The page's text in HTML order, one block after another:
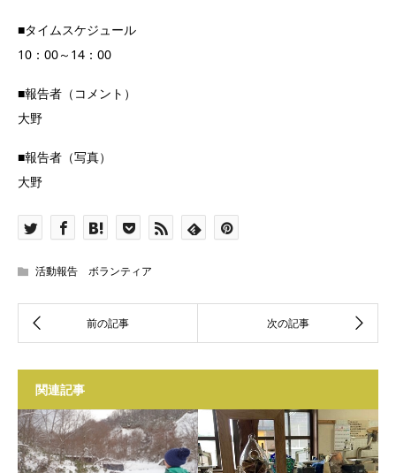
■タイムスケジュール
10：00～14：00
■報告者（コメント）
大野
■報告者（写真）
大野
活動報告 ボランティア
関連記事